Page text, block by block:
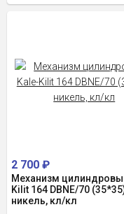
2 700 ₽
Механизм
Kilit 164 DBNE/70
никель, кл/кл